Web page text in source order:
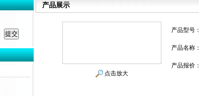
产品展示
点击放大
产品型号：
产品名称：
产品报价：